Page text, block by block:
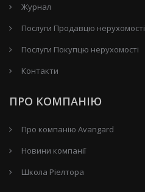
Журнал
Послуги Продавцю нерухомості
Послуги Покупцю нерухомості
Контакти
ПРО КОМПАНІЮ
Про компанію Avangard
Новини компанії
Школа Ріелтора